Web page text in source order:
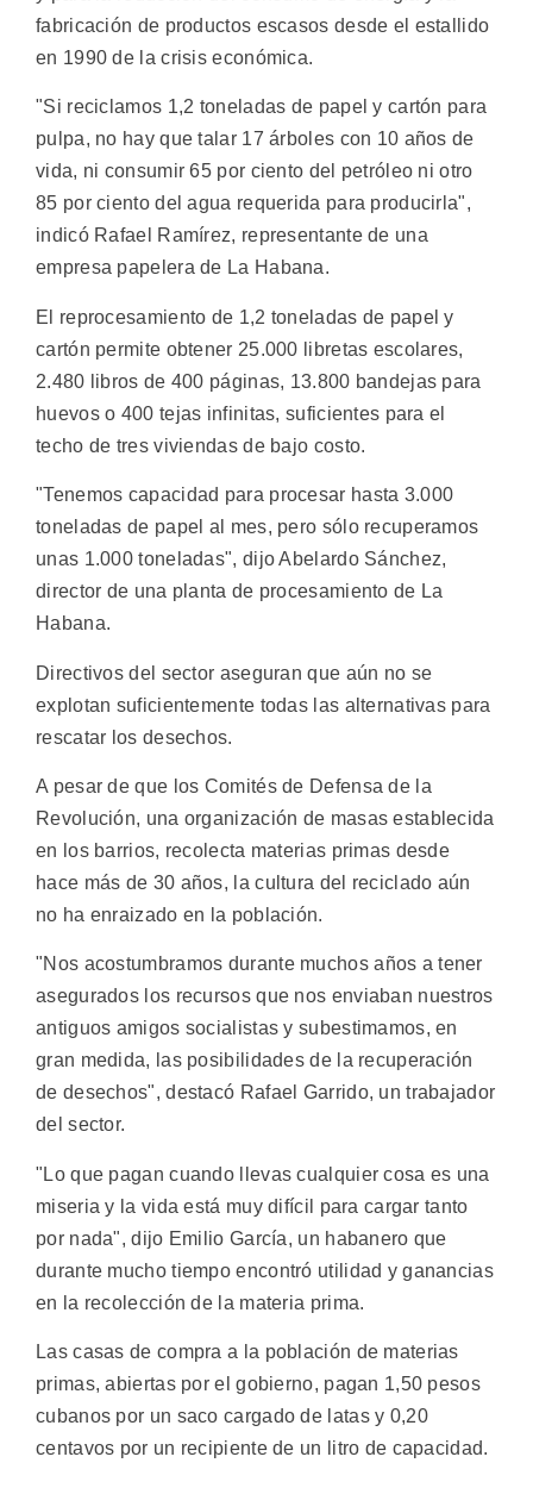
fabricación de productos escasos desde el estallido
en 1990 de la crisis económica.
"Si reciclamos 1,2 toneladas de papel y cartón para
pulpa, no hay que talar 17 árboles con 10 años de
vida, ni consumir 65 por ciento del petróleo ni otro
85 por ciento del agua requerida para producirla",
indicó Rafael Ramírez, representante de una
empresa papelera de La Habana.
El reprocesamiento de 1,2 toneladas de papel y
cartón permite obtener 25.000 libretas escolares,
2.480 libros de 400 páginas, 13.800 bandejas para
huevos o 400 tejas infinitas, suficientes para el
techo de tres viviendas de bajo costo.
"Tenemos capacidad para procesar hasta 3.000
toneladas de papel al mes, pero sólo recuperamos
unas 1.000 toneladas", dijo Abelardo Sánchez,
director de una planta de procesamiento de La
Habana.
Directivos del sector aseguran que aún no se
explotan suficientemente todas las alternativas para
rescatar los desechos.
A pesar de que los Comités de Defensa de la
Revolución, una organización de masas establecida
en los barrios, recolecta materias primas desde
hace más de 30 años, la cultura del reciclado aún
no ha enraizado en la población.
"Nos acostumbramos durante muchos años a tener
asegurados los recursos que nos enviaban nuestros
antiguos amigos socialistas y subestimamos, en
gran medida, las posibilidades de la recuperación
de desechos", destacó Rafael Garrido, un trabajador
del sector.
"Lo que pagan cuando llevas cualquier cosa es una
miseria y la vida está muy difícil para cargar tanto
por nada", dijo Emilio García, un habanero que
durante mucho tiempo encontró utilidad y ganancias
en la recolección de la materia prima.
Las casas de compra a la población de materias
primas, abiertas por el gobierno, pagan 1,50 pesos
cubanos por un saco cargado de latas y 0,20
centavos por un recipiente de un litro de capacidad.